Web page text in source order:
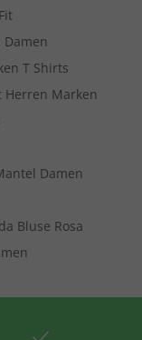
Damen
T Shirts
Herren Marken
Damen
Bluse Rosa